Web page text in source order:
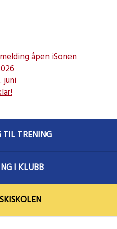
åpen iSonen
juni
TRENING
I KLUBB